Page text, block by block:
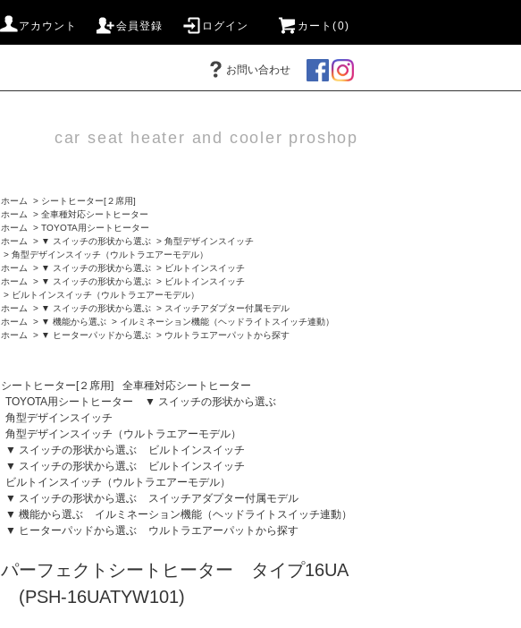
アカウント 会員登録 ログイン カート(0)
お問い合わせ
car seat heater and cooler proshop
ホーム > シートヒーター[２席用]
ホーム
> 全車種対応シートヒーター
ホーム
> TOYOTA用シートヒーター
ホーム
> ▼ スイッチの形状から選ぶ > 角型デザインスイッチ
> 角型デザインスイッチ（ウルトラエアーモデル）
ホーム
> ▼ スイッチの形状から選ぶ > ビルトインスイッチ
ホーム
> ▼ スイッチの形状から選ぶ > ビルトインスイッチ
> ビルトインスイッチ（ウルトラエアーモデル）
ホーム
> ▼ スイッチの形状から選ぶ > スイッチアダプター付属モデル
ホーム
> ▼ 機能から選ぶ > イルミネーション機能（ヘッドライトスイッチ連動）
ホーム
> ▼ ヒーターパッドから選ぶ > ウルトラエアーパットから探す
シートヒーター[２席用]
全車種対応シートヒーター
TOYOTA用シートヒーター
▼ スイッチの形状から選ぶ
角型デザインスイッチ
角型デザインスイッチ（ウルトラエアーモデル）
▼ スイッチの形状から選ぶ
ビルトインスイッチ
▼ スイッチの形状から選ぶ
ビルトインスイッチ
ビルトインスイッチ（ウルトラエアーモデル）
▼ スイッチの形状から選ぶ
スイッチアダプター付属モデル
▼ 機能から選ぶ
イルミネーション機能（ヘッドライトスイッチ連動）
▼ ヒーターパッドから選ぶ
ウルトラエアーパットから探す
パーフェクトシートヒーター タイプ16UA
(PSH-16UATYW101)